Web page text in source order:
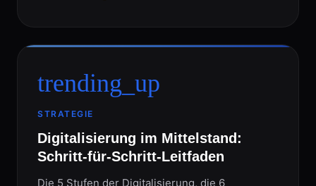
trending_up
STRATEGIE
Digitalisierung im Mittelstand:
Schritt-für-Schritt-Leitfaden
Die 5 Stufen der Digitalisierung, die 6